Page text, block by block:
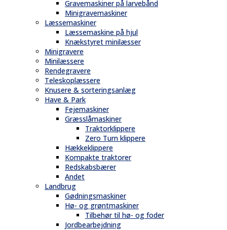
Gravemaskiner på larvebånd
Minigravemaskiner
Læssemaskiner
Læssemaskine på hjul
Knækstyret minilæsser
Minigravere
Minilæssere
Rendegravere
Teleskoplæssere
Knusere & sorteringsanlæg
Have & Park
Fejemaskiner
Græsslåmaskiner
Traktorklippere
Zero Turn klippere
Hækkeklippere
Kompakte traktorer
Redskabsbærer
Andet
Landbrug
Gødningsmaskiner
Hø- og grøntmaskiner
Tilbehør til hø- og foder
Jordbearbejdning